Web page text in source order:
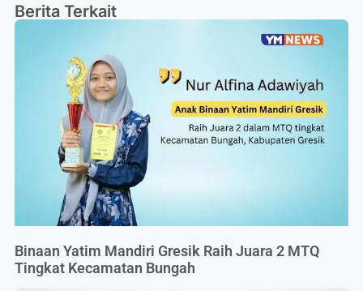
Berita Terkait
Binaan Yatim Mandiri Gresik Raih Juara 2 MTQ
Tingkat Kecamatan Bungah